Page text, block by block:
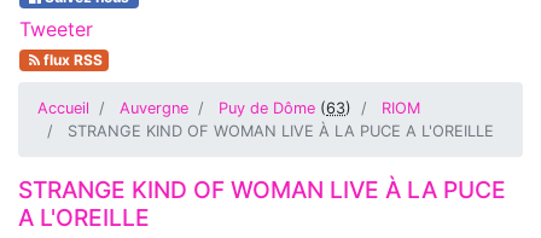
Tweeter
flux RSS
Accueil Auvergne Puy de Dôme (63)
RIOM
STRANGE KIND OF WOMAN LIVE À LA PUCE A L'OREILLE
STRANGE KIND OF WOMAN LIVE À LA PUCE
A L'OREILLE